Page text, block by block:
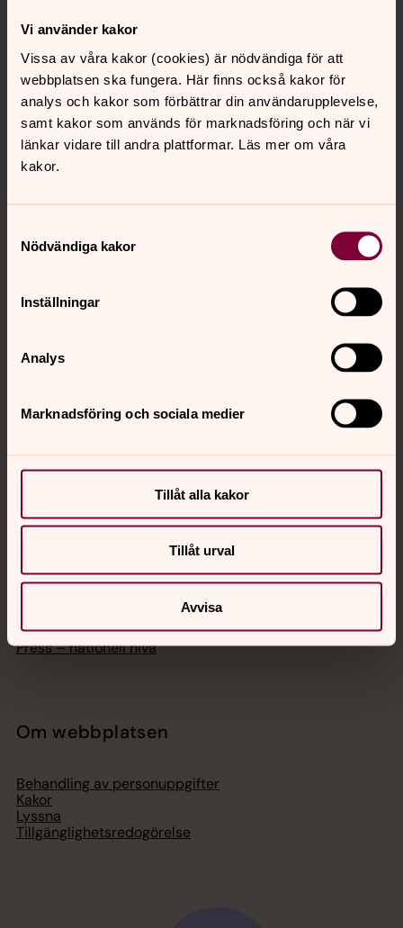
Vi använder kakor
Vissa av våra kakor (cookies) är nödvändiga för att
webbplatsen ska fungera. Här finns också kakor för
analys och kakor som förbättrar din användarupplevelse,
samt kakor som används för marknadsföring och när vi
länkar vidare till andra plattformar. Läs mer om våra
kakor.
Nödvändiga kakor
Inställningar
Analys
Marknadsföring och sociala medier
Tillåt alla kakor
Tillåt urval
Avvisa
Hitta snabbt
Sociala kanaler
Jourhavande präst
med en präst på kvällar och nätter.
Chatt
Hitta församling
Ge en gåva
Svenska kyrkan i utlandet
Press – nationell nivå
Om webbplatsen
Behandling av personuppgifter
Kakor
Lyssna
Tillgänglighetsredogörelse